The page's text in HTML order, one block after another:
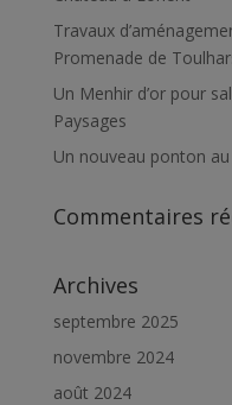
Travaux
Promenade de
Un Menhir d’or pour
Paysages
Un nouveau ponton
Commentaires
Archives
septembre 2025
novembre 2024
août 2024